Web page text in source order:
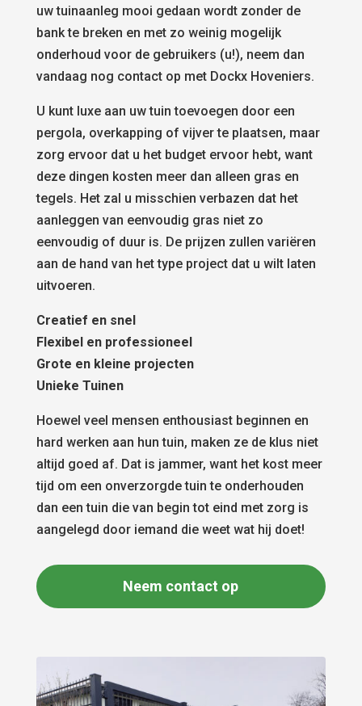
uw tuinaanleg mooi gedaan wordt zonder de
bank te breken en met zo weinig mogelijk
onderhoud voor de gebruikers (u!), neem dan
vandaag nog contact op met Dockx Hoveniers.
U kunt luxe aan uw tuin toevoegen door een
pergola, overkapping of vijver te plaatsen, maar
zorg ervoor dat u het budget ervoor hebt, want
deze dingen kosten meer dan alleen gras en
tegels. Het zal u misschien verbazen dat het
aanleggen van eenvoudig gras niet zo
eenvoudig of duur is. De prijzen zullen variëren
aan de hand van het type project dat u wilt laten
uitvoeren.
Creatief en snel
Flexibel en professioneel
Grote en kleine projecten
Unieke Tuinen
Hoewel veel mensen enthousiast beginnen en
hard werken aan hun tuin, maken ze de klus niet
altijd goed af. Dat is jammer, want het kost meer
tijd om een onverzorgde tuin te onderhouden
dan een tuin die van begin tot eind met zorg is
aangelegd door iemand die weet wat hij doet!
Neem contact op